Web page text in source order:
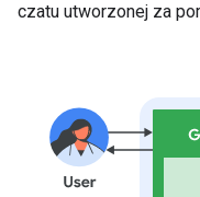
czatu utworzonej za